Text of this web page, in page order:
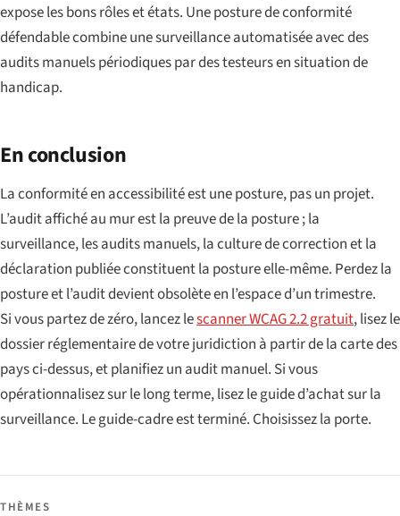
expose les bons rôles et états. Une posture de conformité
défendable combine une surveillance automatisée avec des
audits manuels périodiques par des testeurs en situation de
handicap.
En conclusion
La conformité en accessibilité est une posture, pas un projet.
L’audit affiché au mur est la preuve de la posture ; la
surveillance, les audits manuels, la culture de correction et la
déclaration publiée constituent la posture elle-même. Perdez la
posture et l’audit devient obsolète en l’espace d’un trimestre.
Si vous partez de zéro, lancez lescanner WCAG 2.2 gratuit, lisez le
dossier réglementaire de votre juridiction à partir de la carte des
pays ci-dessus, et planifiez un audit manuel. Si vous
opérationnalisez sur le long terme, lisez le guide d’achat sur la
surveillance. Le guide-cadre est terminé. Choisissez la porte.
THÈMES